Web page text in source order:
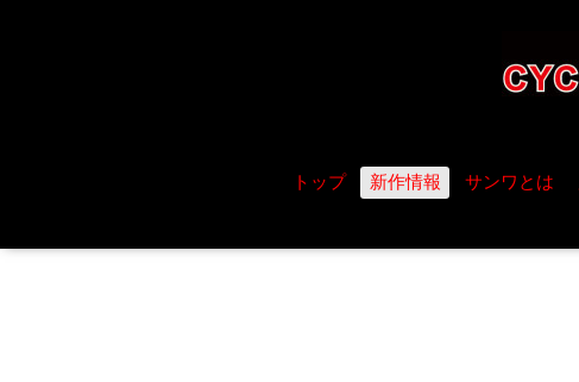
トップ 新作情報 サンワとは